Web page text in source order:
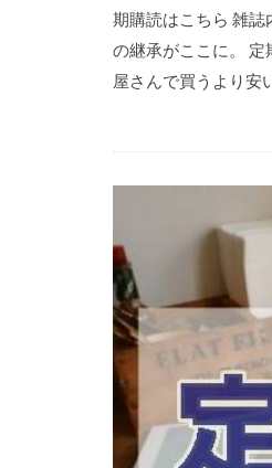
期購読はこちら 雑
の継承がここに。
屋さんで買うより安